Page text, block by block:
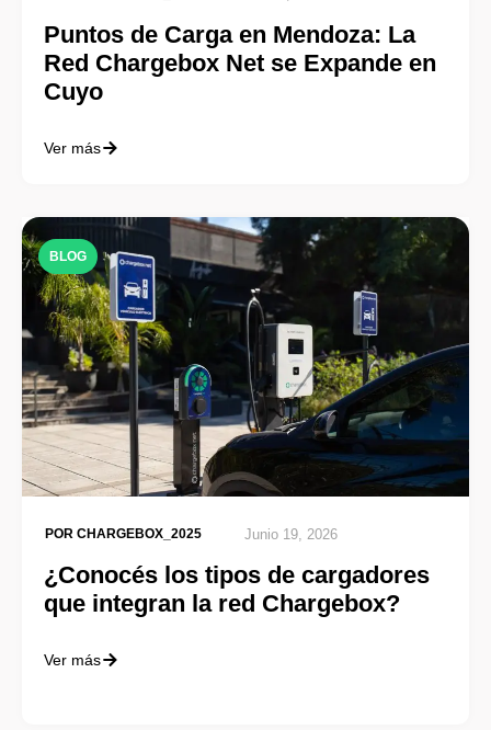
Puntos de Carga en Mendoza: La
Red Chargebox Net se Expande en
Cuyo
Ver más
BLOG
POR CHARGEBOX_2025 Junio 19, 2026
¿Conocés los tipos de cargadores
que integran la red Chargebox?
Ver más